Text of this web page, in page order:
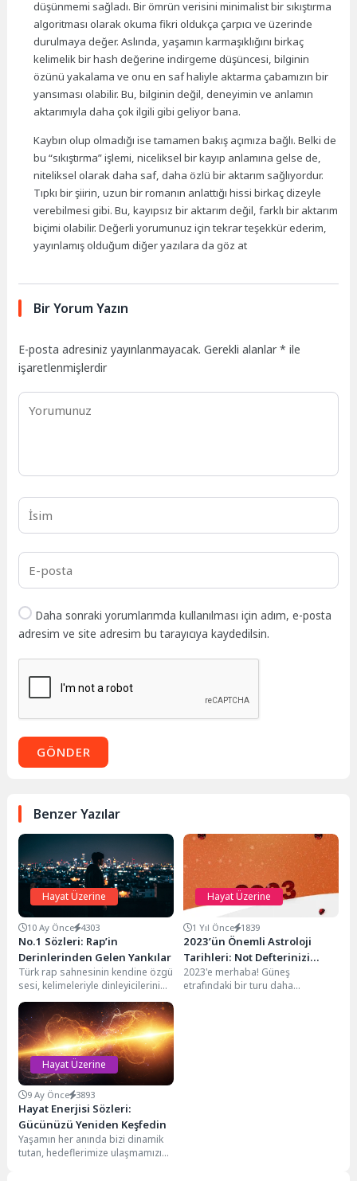
düşünmemi sağladı. Bir ömrün verisini minimalist bir sıkıştırma
algoritması olarak okuma fikri oldukça çarpıcı ve üzerinde
durulmaya değer. Aslında, yaşamın karmaşıklığını birkaç
kelimelik bir hash değerine indirgeme düşüncesi, bilginin
özünü yakalama ve onu en saf haliyle aktarma çabamızın bir
yansıması olabilir. Bu, bilginin değil, deneyimin ve anlamın
aktarımıyla daha çok ilgili gibi geliyor bana.
Kaybın olup olmadığı ise tamamen bakış açımıza bağlı. Belki de
bu “sıkıştırma” işlemi, niceliksel bir kayıp anlamına gelse de,
niteliksel olarak daha saf, daha özlü bir aktarım sağlıyordur.
Tıpkı bir şiirin, uzun bir romanın anlattığı hissi birkaç dizeyle
verebilmesi gibi. Bu, kayıpsız bir aktarım değil, farklı bir aktarım
biçimi olabilir. Değerli yorumunuz için tekrar teşekkür ederim,
yayınlamış olduğum diğer yazılara da göz at
Bir Yorum Yazın
E-posta adresiniz yayınlanmayacak. Gerekli alanlar* ile
işaretlenmişlerdir
Daha sonraki yorumlarımda kullanılması için adım, e-posta
adresim ve site adresim bu tarayıcıya kaydedilsin.
GÖNDER
Benzer Yazılar
Hayat Üzerine
10 Ay Önce 4303
No.1 Sözleri: Rap’in
Derinlerinden Gelen Yankılar
Türk rap sahnesinin kendine özgü
sesi, kelimeleriyle dinleyicilerini
bambaşka dünyalara sürükleyen
bir bilgedir No.1. Onun...
Hayat Üzerine
1 Yıl Önce 1839
2023’ün Önemli Astroloji
Tarihleri: Not Defterinizi
Hazırlayın
2023'e merhaba! Güneş
etrafındaki bir turu daha
Hayat Üzerine
9 Ay Önce 3893
Hayat Enerjisi Sözleri:
Gücünüzü Yeniden Keşfedin
Yaşamın her anında bizi dinamik
tutan, hedeflerimize ulaşmamızı